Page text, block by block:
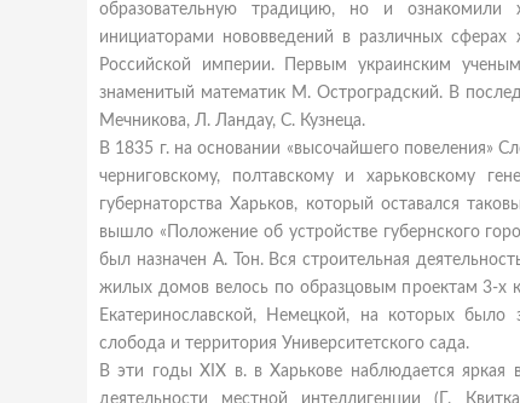
образовательную традицию, но и ознакомили
инициаторами нововведений в различных сферах
Российской империи. Первым украинским
знаменитый математик М. Остроградский. В
Мечникова, Л. Ландау, С. Кузнеца.
В 1835 г. на основании «высочайшего повеления»
черниговскому, полтавскому и харьковскому
губернаторства Харьков, который оставался
вышло «Положение об устройстве губернского
был назначен А. Тон. Вся строительная
жилых домов велось по образцовым проектам 3-х
Екатеринославской, Немецкой, на которых
слобода и территория Университетского сада.
В эти годы XIX в. в Харькове наблюдается яркая
деятельности местной интеллигенции (Г.